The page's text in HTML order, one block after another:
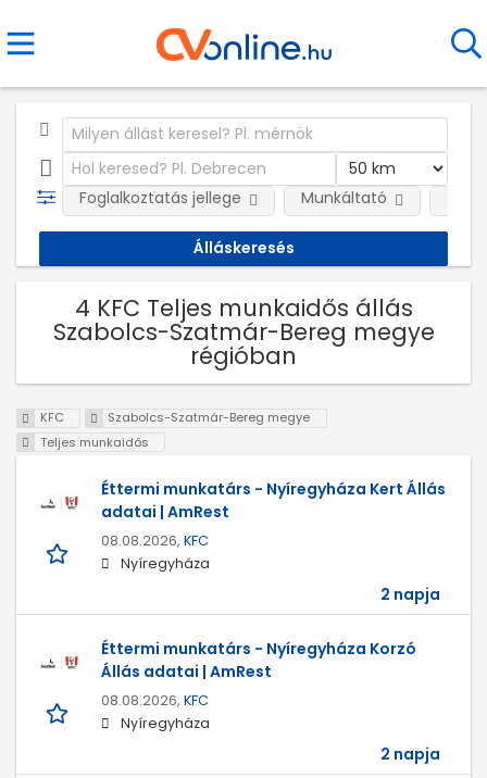
Foglalkoztatás jellege Munkáltató
4 KFC Teljes munkaidős állás
Szabolcs-Szatmár-Bereg megye
régióban
KFC
Szabolcs-Szatmár-Bereg megye
Teljes munkaidős
Éttermi munkatárs - Nyíregyháza Kert Állás
adatai | AmRest
08.08.2026, KFC
Nyíregyháza
2 napja
Éttermi munkatárs - Nyíregyháza Korzó
Állás adatai | AmRest
08.08.2026, KFC
Nyíregyháza
2 napja